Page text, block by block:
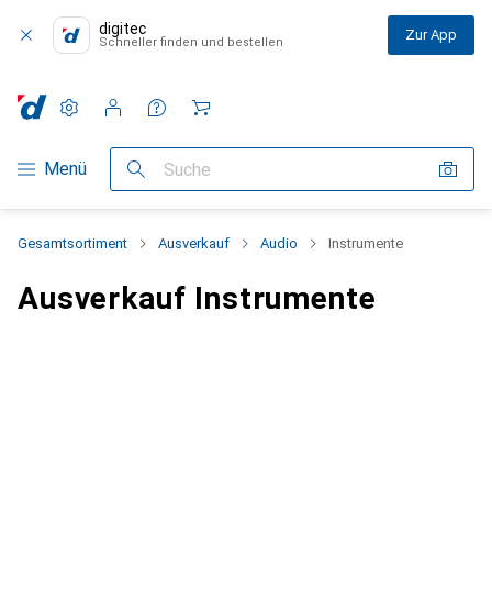
digitec
Schneller finden und bestellen Zur App
Navigation nach Kategorien
Menü Suche
Einstellungen
Kundenkonto
Vergleichslisten
Merklisten
Warenkorb
Gesamtsortiment Ausverkauf Audio Instrumente
Ausverkauf Instrumente